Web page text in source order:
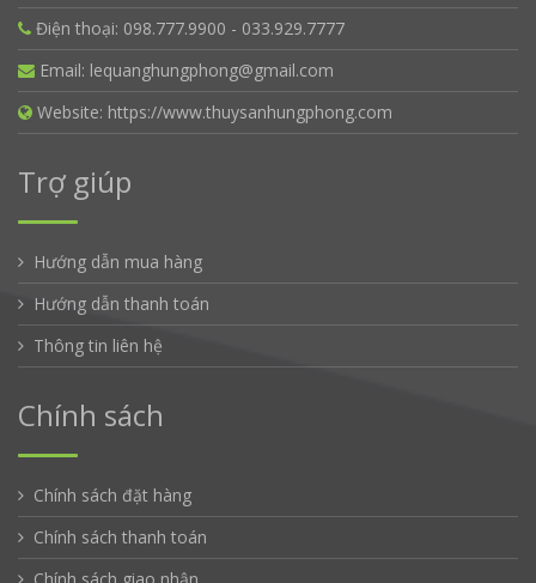
Điện thoại: 098.777.9900 - 033.929.7777
Email: lequanghungphong@gmail.com
Website: https://www.thuysanhungphong.com
Trợ giúp
Hướng dẫn mua hàng
Hướng dẫn thanh toán
Thông tin liên hệ
Chính sách
Chính sách đặt hàng
Chính sách thanh toán